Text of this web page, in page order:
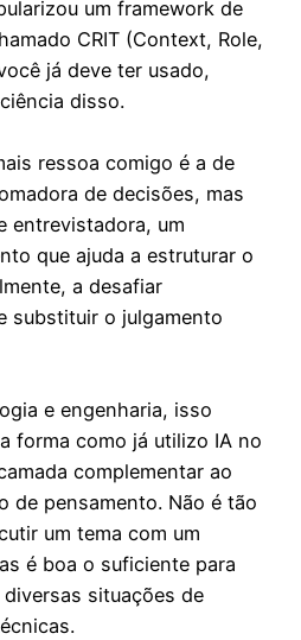
um framework de
CRIT (Context, Role,
já deve ter usado,
disso.
ressoa comigo é a de
de decisões, mas
entrevistadora, um
que ajuda a estruturar o
a desafiar
substituir o julgamento
e engenharia, isso
forma como já utilizo IA no
complementar ao
de pensamento. Não é tão
um tema com um
é boa o suficiente para
situações de